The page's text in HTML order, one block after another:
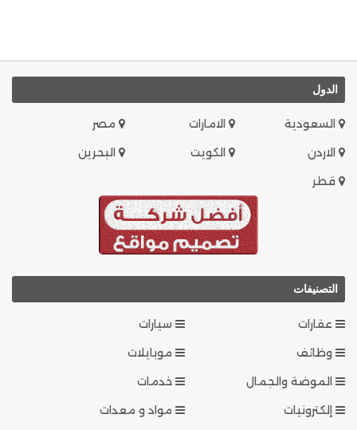
الدول
السعودية الامارات
مصر
الاردن
الكويت
البحرين
قطر
التصنيفات
عقارات
سيارات
وظائف
موبايلات
الموضة والجمال
خدمات
إلكترونيات
مواد و معدات